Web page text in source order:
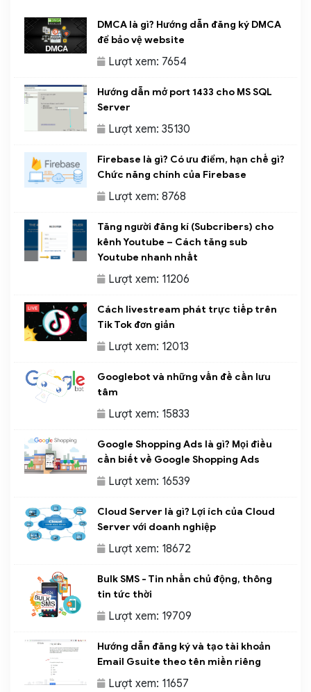
DMCA là gì? Hướng dẫn đăng ký DMCA
để bảo vệ website
Lượt xem: 7654
Hướng dẫn mở port 1433 cho MS SQL
Server
Lượt xem: 35130
Firebase là gì? Có ưu điểm, hạn chế gì?
Chức năng chính của Firebase
Lượt xem: 8768
Tăng người đăng kí (Subcribers) cho
kênh Youtube – Cách tăng sub
Youtube nhanh nhất
Lượt xem: 11206
Cách livestream phát trực tiếp trên
Tik Tok đơn giản
Lượt xem: 12013
Googlebot và những vấn đề cần lưu
tâm
Lượt xem: 15833
Google Shopping Ads là gì? Mọi điều
cần biết về Google Shopping Ads
Lượt xem: 16539
Cloud Server là gì? Lợi ích của Cloud
Server với doanh nghiệp
Lượt xem: 18672
Bulk SMS - Tin nhắn chủ động, thông
tin tức thời
Lượt xem: 19709
Hướng dẫn đăng ký và tạo tài khoản
Email Gsuite theo tên miền riêng
Lượt xem: 11657